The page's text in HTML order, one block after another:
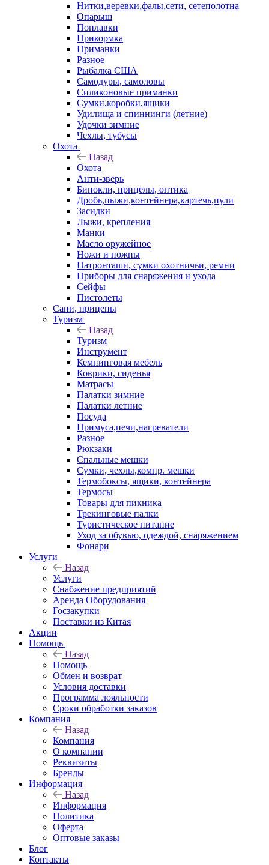
Нитки,веревки,фалы,сети, сетеполотна
Опарыш
Поплавки
Прикормка
Приманки
Разное
Рыбалка США
Самодуры, самоловы
Силиконовые приманки
Сумки,коробки,ящики
Удилища и спиннинги (летние)
Удочки зимние
Чехлы, тубусы
Охота
Назад
Охота
Анти-зверь
Бинокли, прицелы, оптика
Дробь,пыжи,контейнера,картечь,пули
Засидки
Лыжи, крепления
Манки
Масло оружейное
Ножи и ножны
Патронташи, сумки охотничьи, ремни
Приборы для снаряжения и ухода
Сейфы
Пистолеты
Сани, прицепы
Туризм
Назад
Туризм
Инструмент
Кемпинговая мебель
Коврики, сиденья
Матрасы
Палатки зимние
Палатки летние
Посуда
Примуса,печи,нагреватели
Разное
Рюкзаки
Спальные мешки
Сумки, чехлы,компр. мешки
Термобоксы, ящики, контейнера
Термосы
Товары для пикника
Трекинговые палки
Туристическое питание
Уход за обувью, одеждой, снаряжением
Фонари
Услуги
Назад
Услуги
Снабжение предприятий
Аренда Оборудования
Госзакупки
Поставки из Китая
Акции
Помощь
Назад
Помощь
Обмен и возврат
Условия доставки
Программа лояльности
Сроки обработки заказов
Компания
Назад
Компания
О компании
Реквизиты
Бренды
Информация
Назад
Информация
Политика
Оферта
Оптовые заказы
Блог
Контакты